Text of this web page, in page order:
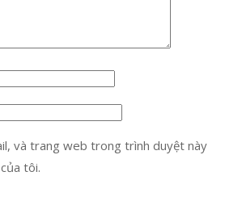
và trang web trong trình duyệt này
tôi.